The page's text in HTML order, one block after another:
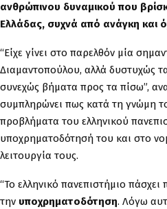
ανθρώπινου δυναμικού που
Ελλάδας, συχνά από ανάγκη και
“Είχε γίνει στο παρελθόν μία
Διαμαντοπούλου, αλλά δυστυχώς
συνεχώς βήματα προς τα πίσω”,
συμπληρώνει πως κατά τη γνώμη
προβλήματα του ελληνικού
υποχρηματοδότησή του και στο
λειτουργία τους.
“Το ελληνικό πανεπιστήμιο πάσχει
την υποχρηματοδότηση. Λόγω